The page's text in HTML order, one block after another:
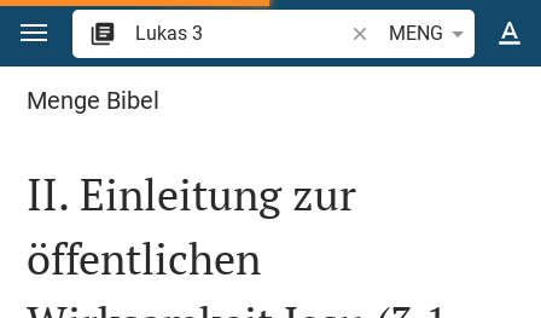
Zum Inhalt springen
Bibelstelle oder
MENG
Lukas 3
Menge Bibel
II. Einleitung zur
öffentlichen